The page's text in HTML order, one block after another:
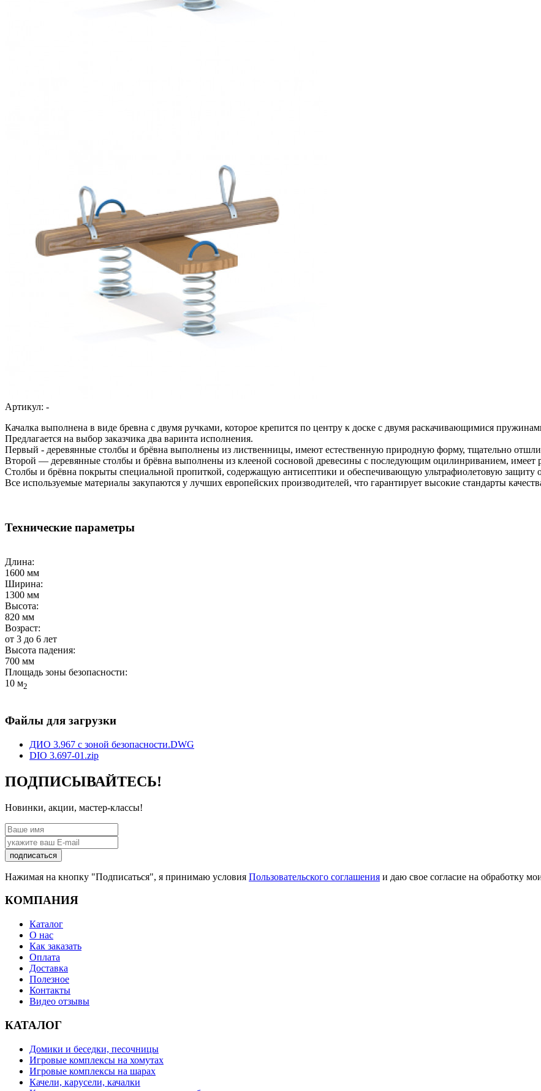
Артикул: -
Качалка выполнена в виде бревна с двумя ручками, которое крепится по центру к доске с двумя раскачивающимися
Предлагается на выбор заказчика два варинта исполнения.
Первый - деревянные столбы и брёвна выполнены из лиственницы, имеют естественную природную форму, тщательно
Второй — деревянные столбы и брёвна выполнены из клееной сосновой древесины с последующим оцилинриванием, имеет
Столбы и брёвна покрыты специальной пропиткой, содержащую антисептики и обеспечивающую ультрафиолетовую защиту
Все используемые материалы закупаются у лучших европейских производителей, что гарантирует высокие стандарты
Технические параметры
Длина:
1600 мм
Ширина:
1300 мм
Высота:
820 мм
Возраст:
от 3 до 6 лет
Высота падения:
700 мм
Площадь зоны безопасности:
10 м2
Файлы для загрузки
ДИО 3.967 с зоной безопасности.DWG
DIO 3.697-01.zip
ПОДПИСЫВАЙТЕСЬ!
Новинки, акции, мастер-классы!
подписаться
Нажимая на кнопку "Подписаться", я принимаю условия Пользовательского соглашения и даю свое согласие на обработку
КОМПАНИЯ
Каталог
О нас
Как заказать
Оплата
Доставка
Полезное
Контакты
Видео отзывы
КАТАЛОГ
Домики и беседки, песочницы
Игровые комплексы на хомутах
Игровые комплексы на шарах
Качели, карусели, качалки